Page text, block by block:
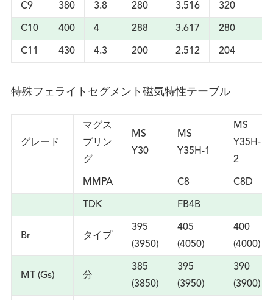
C9 380 3.8 280 3.516 320
C10 400 4 288 3.617 280
C11 430 4.3 200 2.512 204
特殊フェライトセグメント磁気特性テーブル
グレード
マグス
プリン
グ
MS
Y30
MS
Y35H-1
MS
Y35H-
2
MMPA C8 C8D
TDK FB4B
Br タイプ
395
(3950)
405
(4050)
400
(4000)
MT (Gs) 分
385
(3850)
395
(3950)
390
(3900)